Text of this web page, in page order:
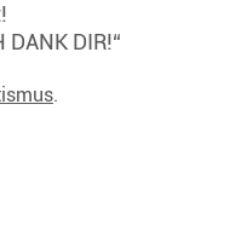
DIR!“
.